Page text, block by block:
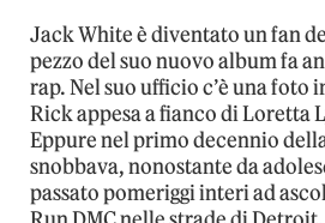
Jack White è diventato un fan
pezzo del suo nuovo album fa
rap. Nel suo ufficio c’è una
Rick appesa a fianco di Loretta
Eppure nel primo decennio
snobbava, nonostante da
passato pomeriggi interi ad